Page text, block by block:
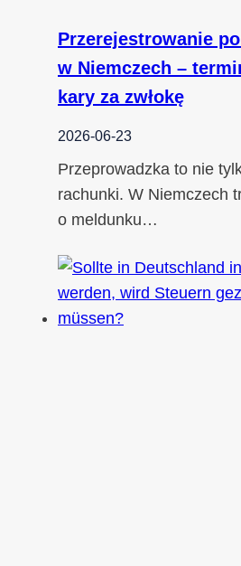
Przerejestrowanie
w Niemczech –
kary za zwłokę
2026-06-23
Przeprowadzka to nie
rachunki. W Niemczech
o meldunku…